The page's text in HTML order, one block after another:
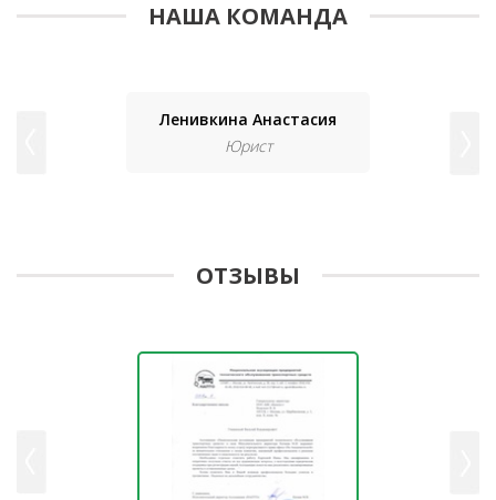
НАША КОМАНДА
Ленивкина Анастасия
Юрист
ОТЗЫВЫ